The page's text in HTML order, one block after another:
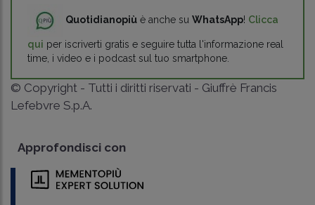
Quotidianopiù è anche su WhatsApp! Clicca
qui per iscriverti gratis e seguire tutta l'informazione real
time, i video e i podcast sul tuo smartphone.
© Copyright - Tutti i diritti riservati - Giuffrè Francis
Lefebvre S.p.A.
Approfondisci con